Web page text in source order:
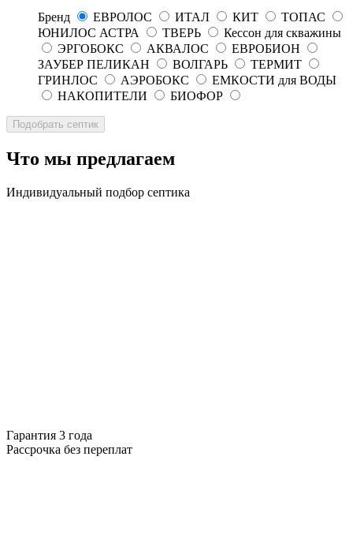
Бренд ЕВРОЛОС ИТАЛ КИТ
ТОПАС
ЮНИЛОС АСТРА
ТВЕРЬ
Кессон для скважины
ЭРГОБОКС
АКВАЛОС
ЕВРОБИОН
ЗАУБЕР ПЕЛИКАН
ВОЛГАРЬ
ТЕРМИТ
ГРИНЛОС
АЭРОБОКС
ЕМКОСТИ для ВОДЫ
НАКОПИТЕЛИ
БИОФОР
Что мы предлагаем
Индивидуальный подбор септика
Гарантия 3 года
Рассрочка без переплат